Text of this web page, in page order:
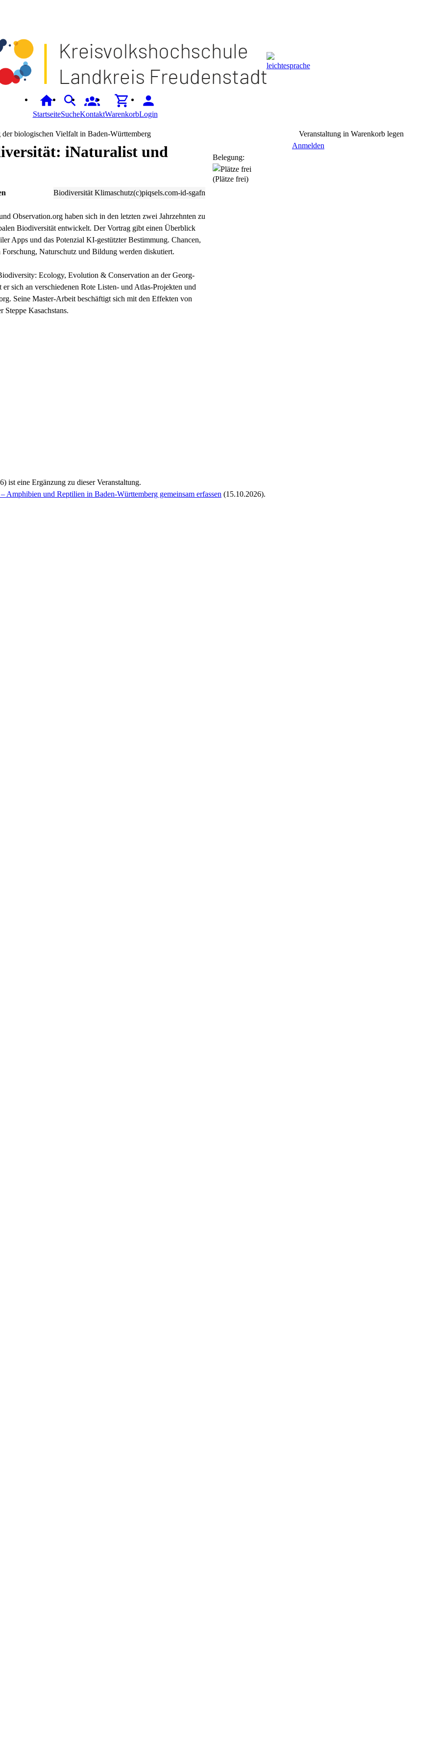
StartseiteSucheKontaktWarenkorbLogin
biologischen Vielfalt in Baden-Württemberg
iNaturalist und
Biodiversität Klimaschutz(c)piqsels.com-id-sgafn
Observation.org haben sich in den letzten zwei Jahrzehnten zu
Biodiversität entwickelt. Der Vortrag gibt einen Überblick
Apps und das Potenzial KI-gestützter Bestimmung. Chancen,
Naturschutz und Bildung werden diskutiert.
Ecology, Evolution & Conservation an der Georg-
sich an verschiedenen Rote Listen- und Atlas-Projekten und
Seine Master-Arbeit beschäftigt sich mit den Effekten von
Kasachstans.
ist eine Ergänzung zu dieser Veranstaltung.
Amphibien und Reptilien in Baden-Württemberg gemeinsam erfassen (15.10.2026).
Veranstaltung in Warenkorb legen
Anmelden
Belegung:
(Plätze frei)